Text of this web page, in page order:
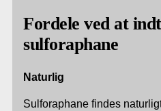
Fordele ved at
sulforaphane
Naturlig
Sulforaphane findes